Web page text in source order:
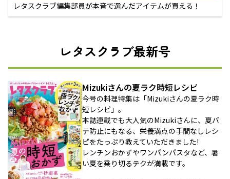
レタスクラブ編集部員が本音で選んだアイテムが買える！
レタスクラブ最新号
Mizukiさんの夏ラク時短レシピ
今号の料理特集は「Mizukiさんの夏ラク時
短レシピ」。
本誌連載でも大人気のMizukiさんに、夏バ
テ防止にもなる、栄養満点の手間なしレシ
ピをたっぷり教えていただきました!
レンチンおかずやワンパンパスタなど、暑
い夏を乗り切るテクが満載です。